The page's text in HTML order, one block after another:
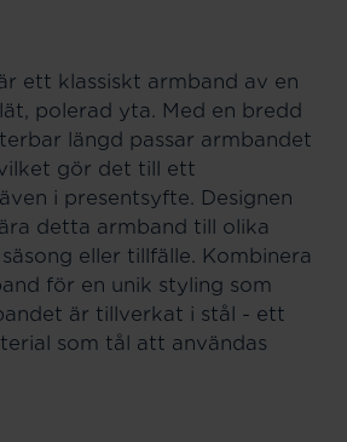
ett klassiskt armband av en
polerad yta. Med en bredd
längd passar armbandet
gör det till ett
i presentsyfte. Designen
detta armband till olika
eller tillfälle. Kombinera
för en unik styling som
är tillverkat i stål - ett
som tål att användas